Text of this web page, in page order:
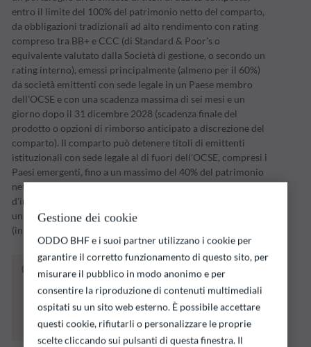
entro il limite del 100% del patrimonio netto del comparto,
da obbligazioni tradizionali ad alto rendimento con rating
compreso tra BB+ e CCC (di Standard & Poor's o
equivalente valutato dalla Società di gestione, o secondo un
rating interno), emessi principalmente (almeno per il 60%)
da società emittenti con sede legale in un Paese membro
dell'OCSE e con una scadenza massima di sei mesi e un
giorno dopo il 31 dicembre 2028 (scadenza finale del
prodotto o opzioni di rimborso anticipato a discrezione del
comparto). Il comparto può detenere titoli di emittenti
istituzionali con sede legale al di fuori dell'OCSE, compresi i
Paesi emergenti, fino a un massimo del 40% del patrimonio
netto. Il comparto attuerà la propria strategia
d'investimento nel corso di un periodo d'investimento fino a
una data di scadenza stabilita dalla Società di gestione
(inizialmente il 31 dicembre 2028).
Il fondo indicato di seguito comporta un
rischio di perdita di capitale.
Si ricorda che i rendimenti passati non sono
indicativi di quelli futuri e possono variare nel
tempo.
Gestione dei cookie
ODDO BHF e i suoi partner utilizzano i cookie per
garantire il corretto funzionamento di questo sito, per
misurare il pubblico in modo anonimo e per
consentire la riproduzione di contenuti multimediali
ospitati su un sito web esterno. È possibile accettare
questi cookie, rifiutarli o personalizzare le proprie
scelte cliccando sui pulsanti di questa finestra. Il